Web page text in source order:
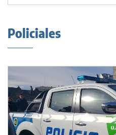
Policiales